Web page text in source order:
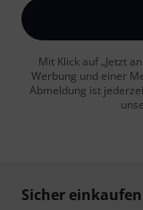
Mit Klick auf „Jetzt
Werbung und einer
Abmeldung ist
Sicher